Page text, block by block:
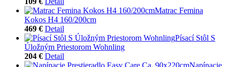
Matrac Femina
Kokos H4 160/200cm
469 € Detail
Písací Stôl S
Úložným Priestorom Wohnling
204 € Detail
Napínacie